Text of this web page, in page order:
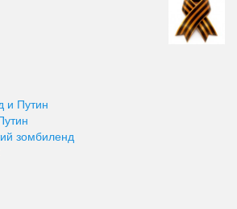
и Путин
зомбиленд